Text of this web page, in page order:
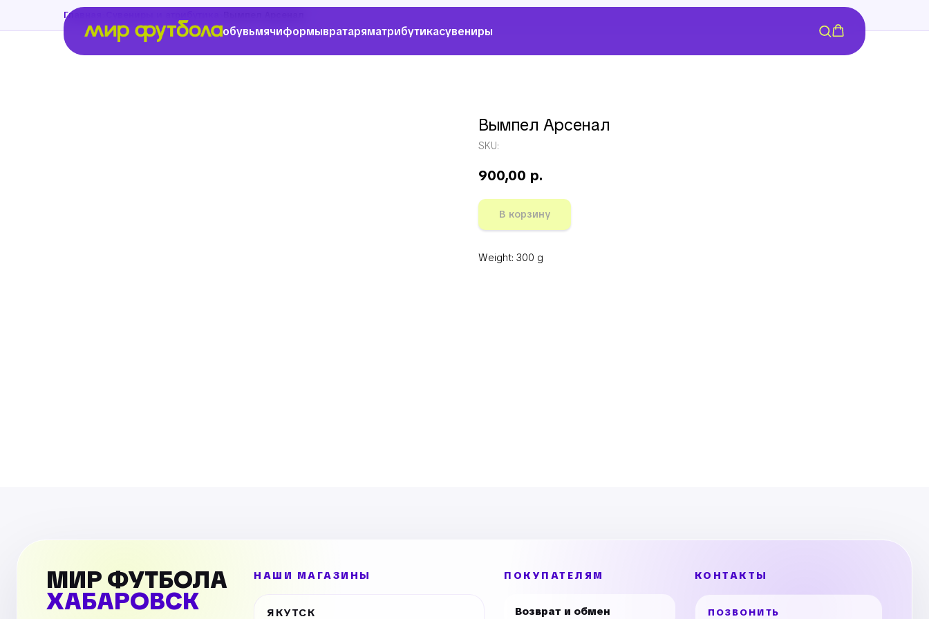
обувьмячиформывратаряматрибутикасувениры
Главная
Вымпел Арсенал
SKU:
900,00 р.
В корзину
Weight: 300 g
МИР ФУТБОЛА
ХАБАРОВСК
НАШИ МАГАЗИНЫ
ЯКУТСК
ПОКУПАТЕЛЯМ
Возврат и обмен
КОНТАКТЫ
ПОЗВОНИТЬ